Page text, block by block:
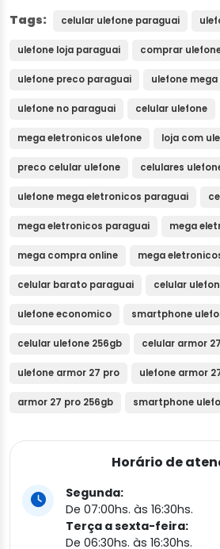
Tags: celular ulefone paraguai
ulefone loja paraguai comprar
ulefone preco paraguai ulefone mega
ulefone no paraguai celular ulefone
mega eletronicos ulefone loja com
preco celular ulefone celulares
ulefone mega eletronicos paraguai
mega eletronicos paraguai mega
mega compra online mega
celular barato paraguai celular
ulefone economico smartphone
celular ulefone 256gb celular armor
ulefone armor 27 pro ulefone armor
armor 27 pro 256gb smartphone
Horário de
Segunda:
De 07:00hs. às 16:30hs.
Terça a sexta-feira:
De 06:30hs. às 16:30hs.